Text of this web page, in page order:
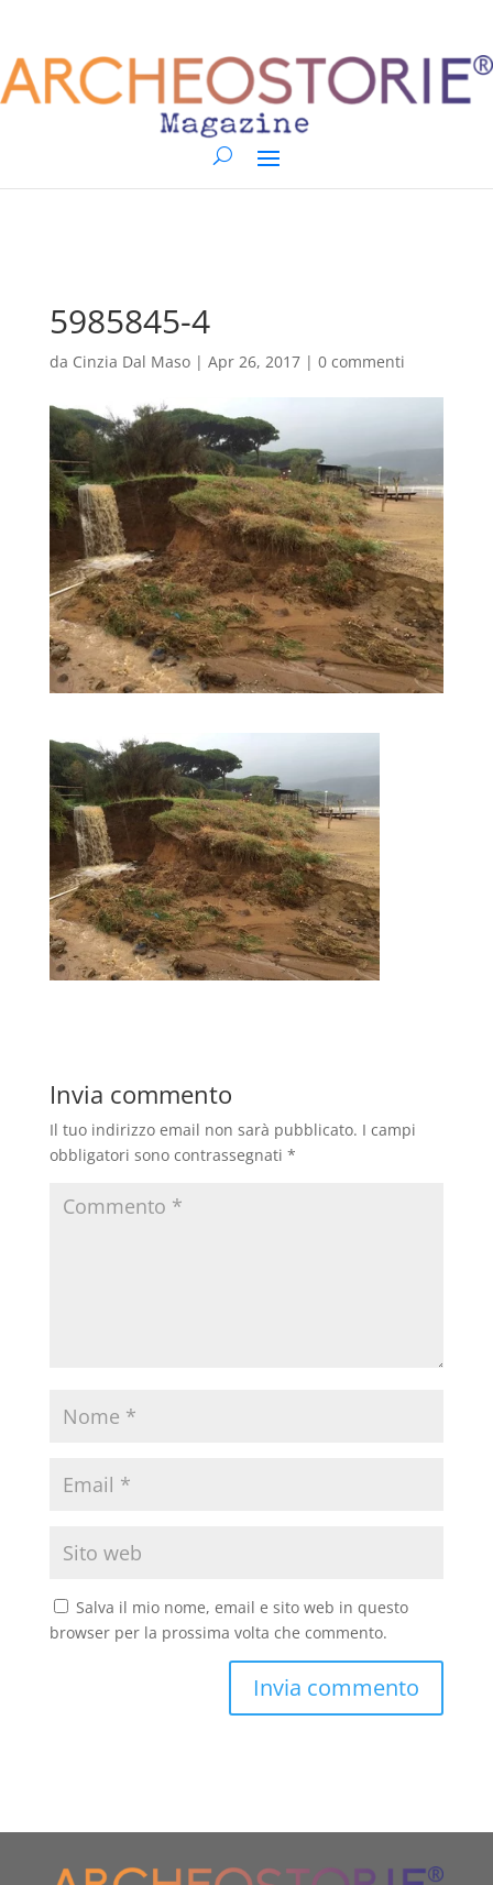
5985845-4
da Cinzia Dal Maso| Apr 26, 2017| 0 commenti
Invia commento
Il tuo indirizzo email non sarà pubblicato. I campi
obbligatori sono contrassegnati *
Salva il mio nome, email e sito web in questo
browser per la prossima volta che commento.